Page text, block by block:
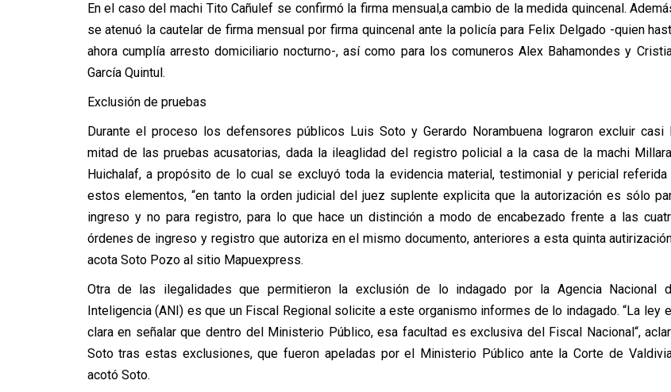
En el caso del machi Tito Cañulef se confirmó la firma mensual,a cambio de la medida quincenal.
se atenuó la cautelar de firma mensual por firma quincenal ante la policía para Felix Delgado -quien
ahora cumplía arresto domiciliario nocturno-, así como para los comuneros Alex Bahamondes y
García Quintul.
Exclusión de pruebas
Durante el proceso los defensores públicos Luis Soto y Gerardo Norambuena lograron excluir casi
mitad de las pruebas acusatorias, dada la ileaglidad del registro policial a la casa de la machi
Huichalaf, a propósito de lo cual se excluyó toda la evidencia material, testimonial y pericial referida
estos elementos, “en tanto la orden judicial del juez suplente explicita que la autorización es sólo
ingreso y no para registro, para lo que hace un distinción a modo de encabezado frente a las
órdenes de ingreso y registro que autoriza en el mismo documento, anteriores a esta quinta
acota Soto Pozo al sitio Mapuexpress.
Otra de las ilegalidades que permitieron la exclusión de lo indagado por la Agencia Nacional
Inteligencia (ANI) es que un Fiscal Regional solicite a este organismo informes de lo indagado. “La ley
clara en señalar que dentro del Ministerio Público, esa facultad es exclusiva del Fiscal Nacional“,
Soto tras estas exclusiones, que fueron apeladas por el Ministerio Público ante la Corte de
acotó Soto.